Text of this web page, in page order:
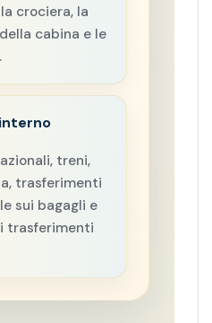
crociera, la
cabina e le
treni,
trasferimenti
sui bagagli e
trasferimenti